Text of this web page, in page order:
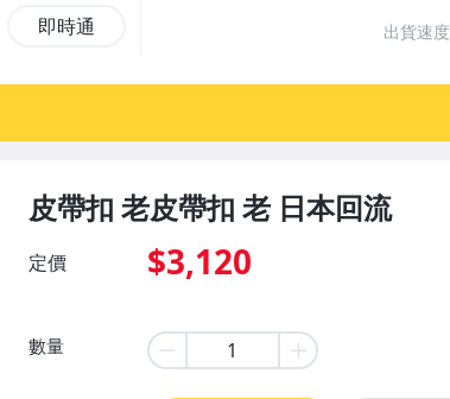
皮帶扣 老皮帶扣 老 日本回流
定價 $3,120
數量
即時通 出貨速度